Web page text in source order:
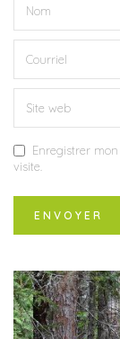
Enregistrer
visite.